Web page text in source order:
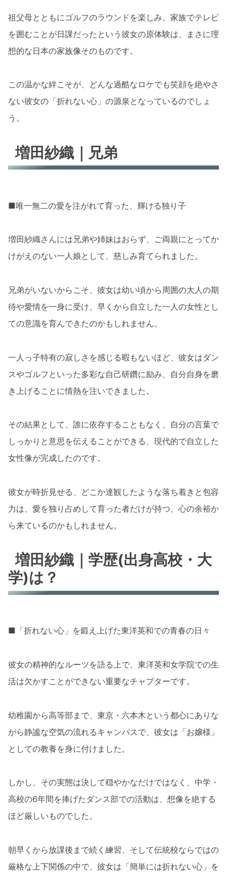
祖父母とともにゴルフのラウンドを楽しみ、家族でテレビ
を囲むことが日課だったという彼女の原体験は、まさに理
想的な日本の家族像そのものです。
この温かな絆こそが、どんな過酷なロケでも笑顔を絶やさ
ない彼女の「折れない心」の源泉となっているのでしょ
う。
増田紗織｜兄弟
■唯一無二の愛を注がれて育った、輝ける独り子
増田紗織さんには兄弟や姉妹はおらず、ご両親にとってか
けがえのない一人娘として、慈しみ育てられました。
兄弟がいないからこそ、彼女は幼い頃から周囲の大人の期
待や愛情を一身に受け、早くから自立した一人の女性とし
ての意識を育んできたのかもしれません。
一人っ子特有の寂しさを感じる暇もないほど、彼女はダン
スやゴルフといった多彩な自己研鑽に励み、自分自身を磨
き上げることに情熱を注いできました。
その結果として、誰に依存することもなく、自分の言葉で
しっかりと意思を伝えることができる、現代的で自立した
女性像が完成したのです。
彼女が時折見せる、どこか達観したような落ち着きと包容
力は、愛を独り占めして育った者だけが持つ、心の余裕か
ら来ているのかもしれません。
増田紗織｜学歴(出身高校・大
学)は？
■「折れない心」を鍛え上げた東洋英和での青春の日々
彼女の精神的なルーツを語る上で、東洋英和女学院での生
活は欠かすことができない重要なチャプターです。
幼稚園から高等部まで、東京・六本木という都心にありな
がら静謐な空気の流れるキャンパスで、彼女は「お嬢様」
としての教養を身に付けました。
しかし、その実態は決して穏やかなだけではなく、中学・
高校の6年間を捧げたダンス部での活動は、想像を絶する
ほど厳しいものでした。
朝早くから放課後まで続く練習、そして伝統校ならではの
厳格な上下関係の中で、彼女は「簡単には折れない心」を